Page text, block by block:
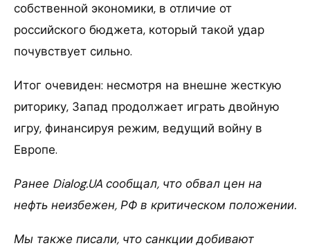
собственной экономики, в отличие от
российского бюджета, который такой удар
почувствует сильно.
Итог очевиден: несмотря на внешне жесткую
риторику, Запад продолжает играть двойную
игру, финансируя режим, ведущий войну в
Европе.
Ранее Dialog.UA сообщал, что обвал цен на
нефть неизбежен, РФ в критическом положении.
Мы также писали, что санкции добивают